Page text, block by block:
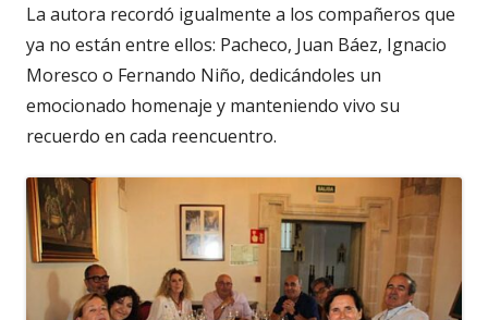
La autora recordó igualmente a los compañeros que
ya no están entre ellos: Pacheco, Juan Báez, Ignacio
Moresco o Fernando Niño, dedicándoles un
emocionado homenaje y manteniendo vivo su
recuerdo en cada reencuentro.